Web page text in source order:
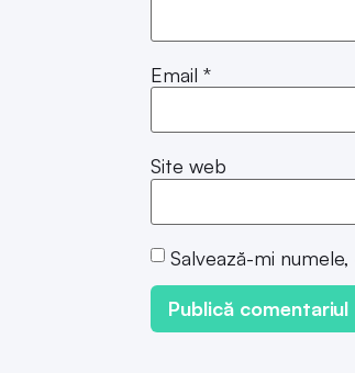
Email *
Site web
Salvează-mi